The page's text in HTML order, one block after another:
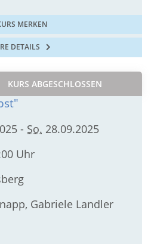
MERKEN
DETAILS
KURS ABGESCHLOSSEN
- So. 28.09.2025
Uhr
Gabriele Landler